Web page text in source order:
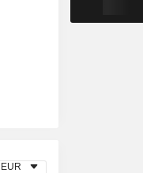
EUR